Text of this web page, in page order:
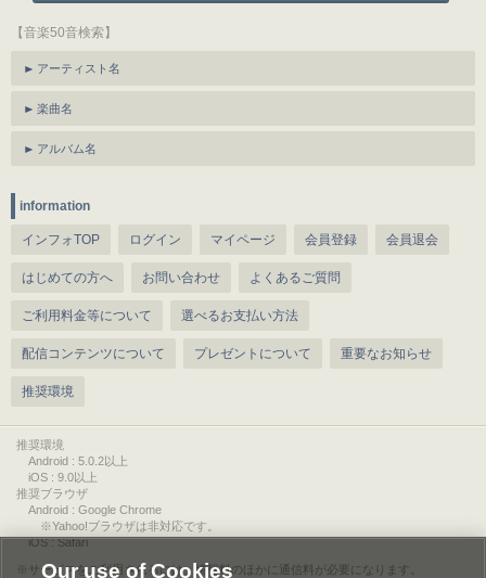
【音楽50音検索】
アーティスト名
楽曲名
アルバム名
information
インフォTOP ログイン マイページ 会員登録 会員退会
はじめての方へ お問い合わせ よくあるご質問
ご利用料金等について 選べるお支払い方法
配信コンテンツについて プレゼントについて 重要なお知らせ
推奨環境
推奨環境
Android : 5.0.2以上
iOS : 9.0以上
推奨ブラウザ
Android : Google Chrome
※Yahoo!ブラウザは非対応です。
iOS : Safari
サービスをご利用されるには、情報料のほかに通信料が必要になります。
Our use of Cookies